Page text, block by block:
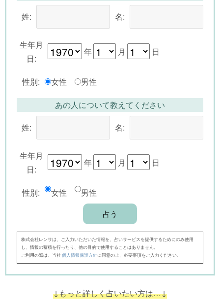
姓:
名:
生年月
日:
年 月 日
性別: 女性 男性
あの人について教えてください
姓:
名:
生年月
日:
年 月 日
性別: 女性 男性
株式会社レンサは、ご入力いただいた情報を、占いサービスを提供するためにのみ使用
し、情報の蓄積を行ったり、他の目的で使用することはありません。
ご利用の際は、当社 個人情報保護方針に同意の上、必要事項をご入力ください。
↓もっと詳しく占いたい方は…↓